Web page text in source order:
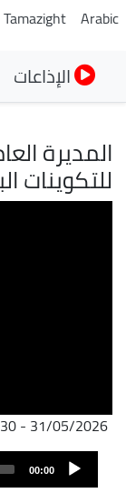
Arabic
Tamazight
الإذاعات
المديرة
للتكوينات
31/05/2026 - 07:30
ملف
الصوت
Audio
Player
00:00